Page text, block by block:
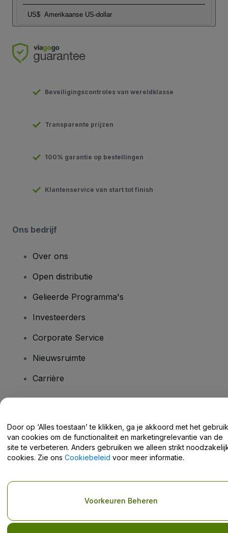
US$ Amerikaanse US-dollar
Beveiligingscontroles van wereldklasse
Transparente prijzen
100% garantie op bestellingen
Klantenservice van start tot finish
Ons bedrijf
Over ons
Open distributie
Gelieerde Programma's
Investeerders
Corporate Service
Nieuwsruimte
Carrière
Helpcentrum / Neem Contact Met Ons Op
Copyright © viagogo GmbH 2026 Bedrijfsgegevens
privacybeleid voor mobiel
Door op ‘Alles toestaan’ te klikken, ga je akkoord met het gebruik
van cookies om de functionaliteit en marketingrelevantie van de
site te verbeteren. Anders gebruiken we alleen strikt
cookies. Zie ons Cookiebeleid voor meer informatie.
Voorkeuren Beheren